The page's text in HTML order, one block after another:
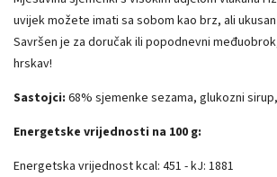
uvijek možete imati sa sobom kao brz, ali
Savršen je za doručak ili popodnevni
hrskav!
Sastojci: 68% sjemenke sezama, glukozni
Energetske vrijednosti na 100 g:
Energetska vrijednost kcal: 451 - kJ: 1881